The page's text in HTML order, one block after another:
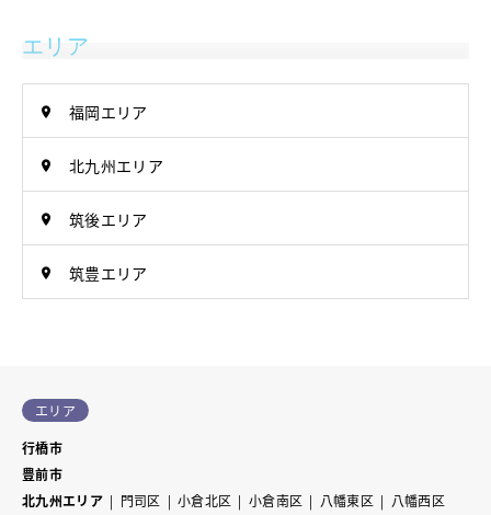
エリア
福岡エリア
北九州エリア
筑後エリア
筑豊エリア
エリア
行橋市
豊前市
北九州エリア
門司区 小倉北区 小倉南区 八幡東区
八幡西区